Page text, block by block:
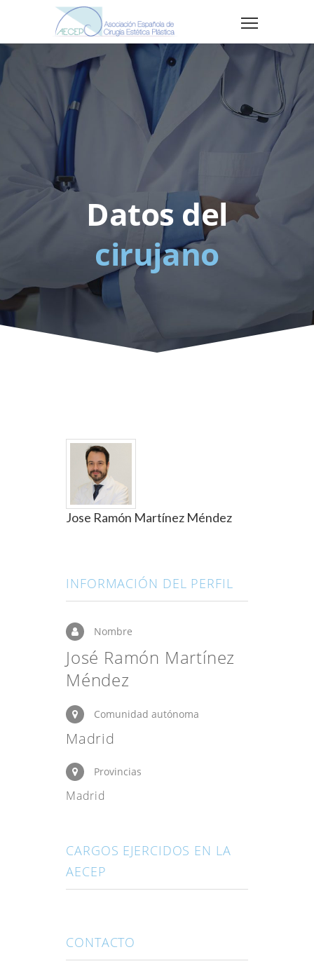
Datos del
cirujano
Jose Ramón Martínez Méndez
INFORMACIÓN DEL PERFIL
Nombre
José Ramón Martínez
Méndez
Comunidad autónoma
Madrid
Provincias
Madrid
CARGOS EJERCIDOS EN LA
AECEP
CONTACTO